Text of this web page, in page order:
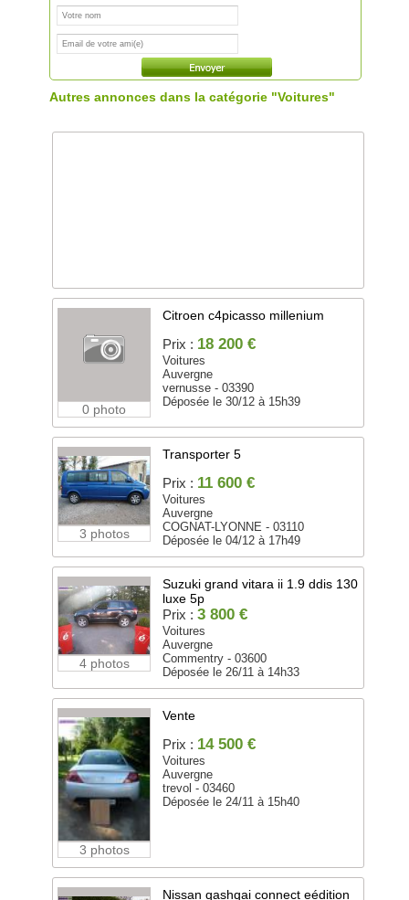
Autres annonces dans la catégorie "Voitures"
0 photo
Citroen c4picasso millenium
Prix : 18 200 €
Voitures
Auvergne
vernusse - 03390
Déposée le 30/12 à 15h39
3 photos
Transporter 5
Prix : 11 600 €
Voitures
Auvergne
COGNAT-LYONNE - 03110
Déposée le 04/12 à 17h49
4 photos
Suzuki grand vitara ii 1.9 ddis 130
luxe 5p
Prix : 3 800 €
Voitures
Auvergne
Commentry - 03600
Déposée le 26/11 à 14h33
3 photos
Vente
Prix : 14 500 €
Voitures
Auvergne
trevol - 03460
Déposée le 24/11 à 15h40
Nissan qashqai connect eédition